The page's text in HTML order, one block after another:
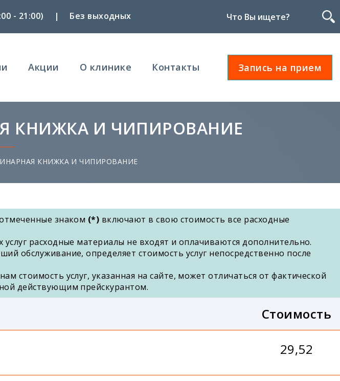
- 21:00) | Без выходных
Запись
на
прием
Запись на прием
Акции О клинике Контакты
КНИЖКА И ЧИПИРОВАНИЕ
КНИЖКА И ЧИПИРОВАНИЕ
знаком (*) включают в свою стоимость все расходные
услуг расходные материалы не входят и оплачиваются дополнительно.
обслуживание, определяет стоимость услуг непосредственно после
стоимость услуг, указанная на сайте, может отличаться от фактической
действующим прейскурантом.
Стоимость
29,52